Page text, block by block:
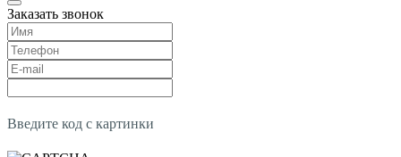
Заказать звонок
Введите код с картинки